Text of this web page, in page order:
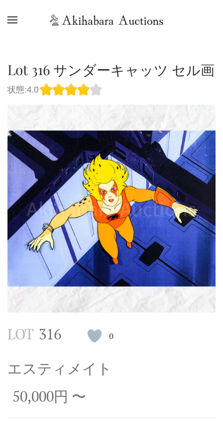
Lot 316 サンダーキャッツ セル画
状態:4.0
LOT 316 0
エスティメイト
50,000円 〜